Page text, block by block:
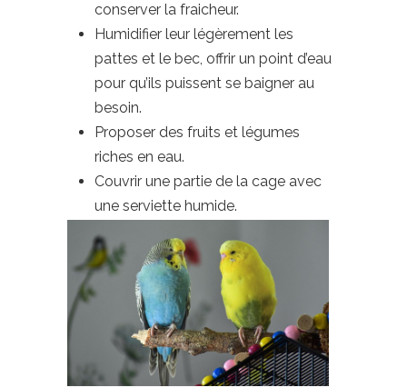
conserver la fraicheur.
Humidifier leur légèrement les
pattes et le bec, offrir un point d’eau
pour qu’ils puissent se baigner au
besoin.
Proposer des fruits et légumes
riches en eau.
Couvrir une partie de la cage avec
une serviette humide.